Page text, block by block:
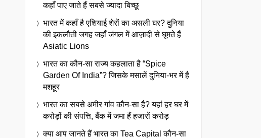
कहाँ पाए जाते हैं सबसे ज्यादा बिच्छू
भारत में कहाँ है एशियाई शेरों का असली घर? दुनिया
की इकलौती जगह जहाँ जंगल में आज़ादी से घूमते हैं
Asiatic Lions
भारत का कौन-सा राज्य कहलाता है “Spice
Garden Of India”? जिसके मसालें दुनिया-भर में है
मशहूर
भारत का सबसे अमीर गांव कौन-सा है? यहां हर घर में
करोड़ों की संपत्ति, बैंक में जमा हैं हजारों करोड़
क्या आप जानते हैं भारत का Tea Capital कौन-सा